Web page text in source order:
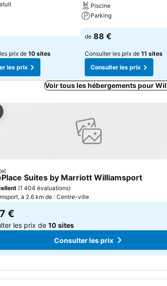
prix de 10 sites
les prix
Piscine
Parking
de 88 €
Consulter les prix de 11 sites
Consulter les prix
Voir tous les hébergements pour
à mes favoris
Suites by Marriott Williamsport
(1 404 évaluations)
à 2.6 km de : Centre-ville
€
les prix de 10 sites
Consulter les prix